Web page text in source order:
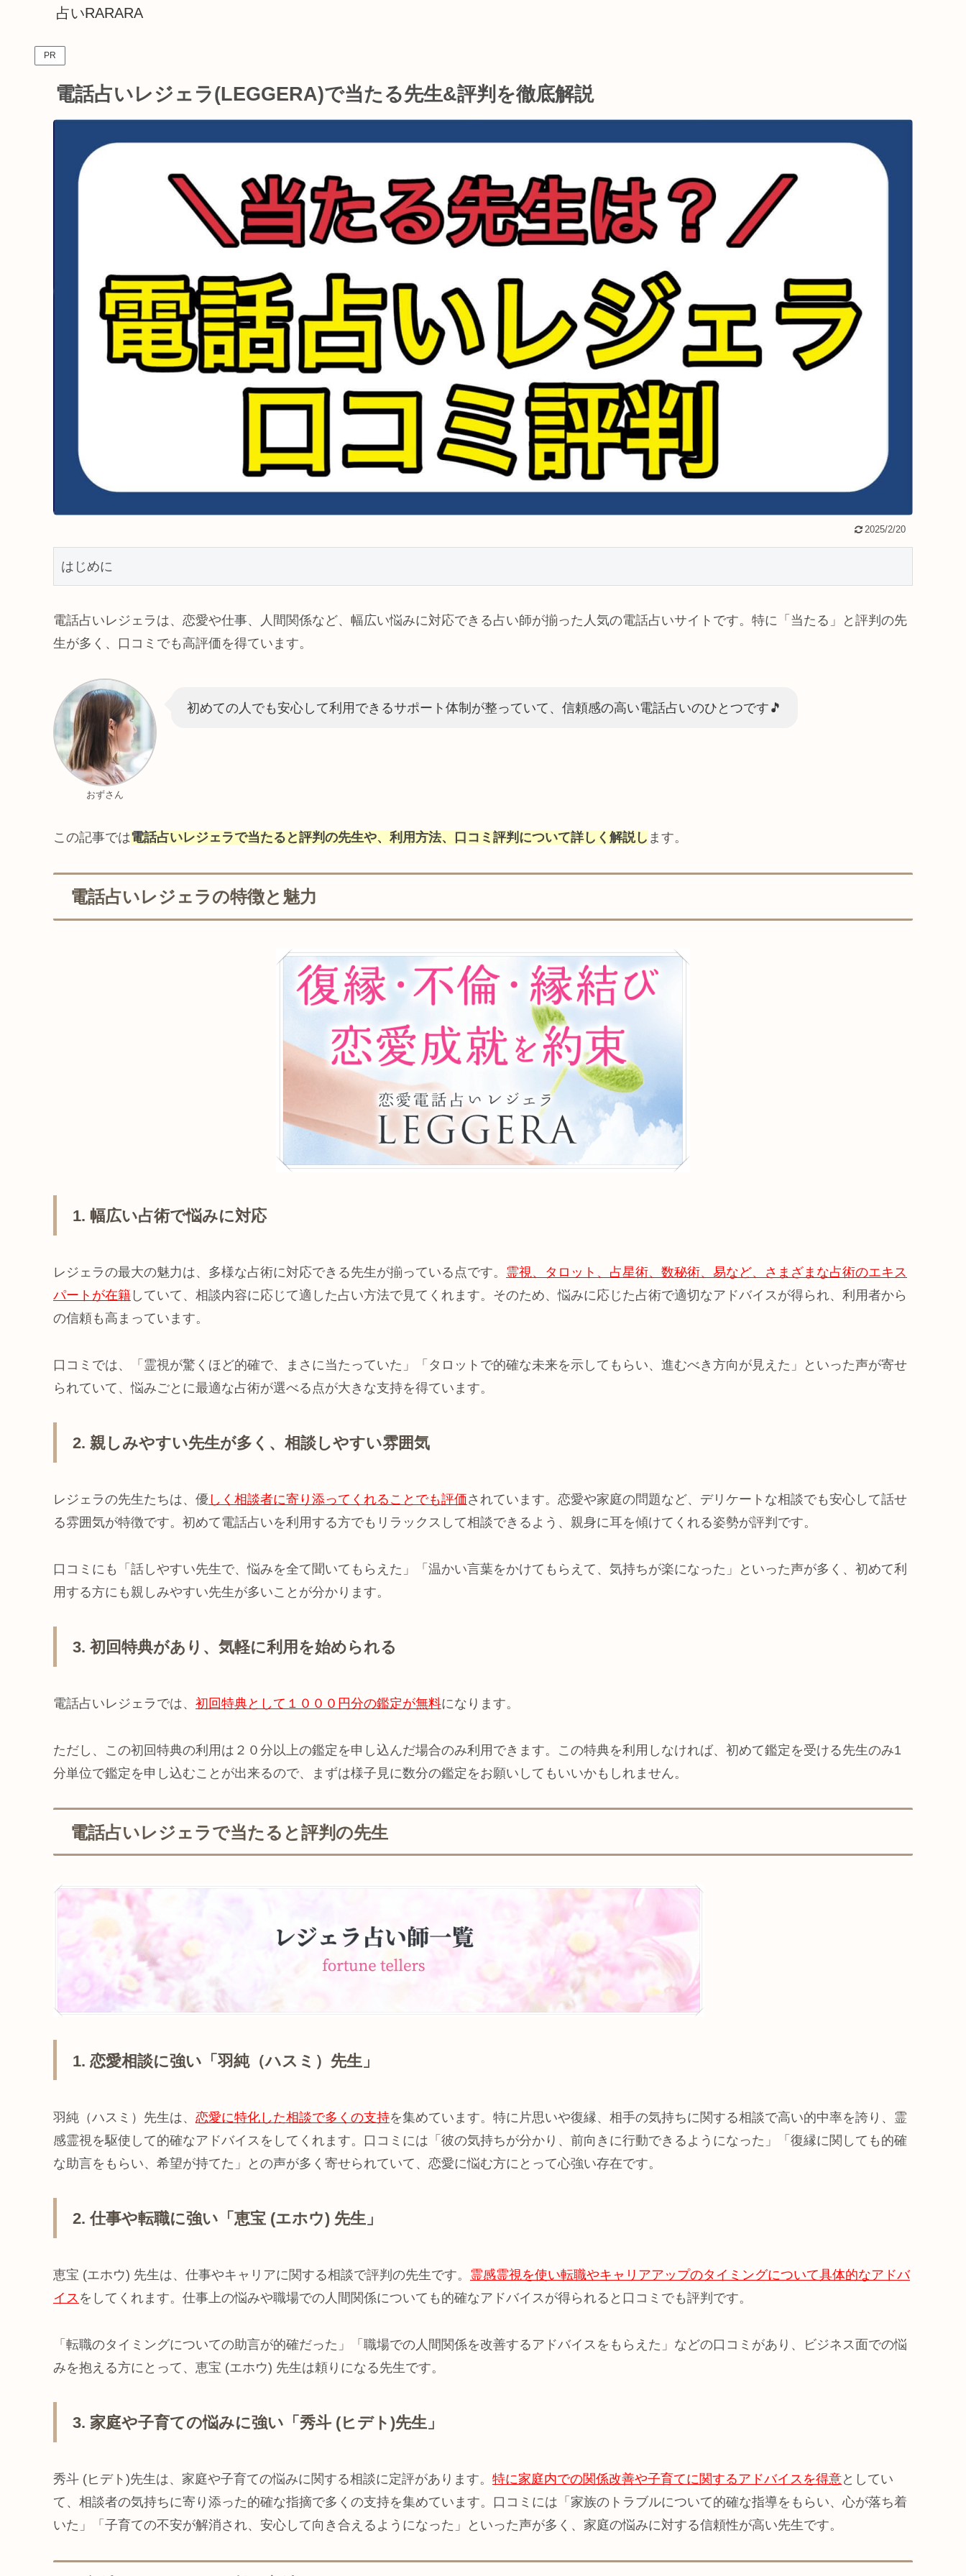
占いRARARA
PR
電話占いレジェラ(LEGGERA)で当たる先生&評判を徹底解説
2025/2/20
はじめに
電話占いレジェラは、恋愛や仕事、人間関係など、幅広い悩みに対応できる占い師が揃った人気の電話占いサイトです。特に「当たる」と評判の先
生が多く、口コミでも高評価を得ています。
おずさん
初めての人でも安心して利用できるサポート体制が整っていて、信頼感の高い電話占いのひとつです🎵
この記事では電話占いレジェラで当たると評判の先生や、利用方法、口コミ評判について詳しく解説し ます。
電話占いレジェラの特徴と魅力
1. 幅広い占術で悩みに対応
レジェラの最大の魅力は、多様な占術に対応できる先生が揃っている点です。 霊視、タロット、占星術、数秘術、易など、さまざまな占術のエキス
パートが在籍 していて、相談内容に応じて適した占い方法で見てくれます。そのため、悩みに応じた占術で適切なアドバイスが得られ、利用者から
の信頼も高まっています。
口コミでは、「霊視が驚くほど的確で、まさに当たっていた」「タロットで的確な未来を示してもらい、進むべき方向が見えた」といった声が寄せ
られていて、悩みごとに最適な占術が選べる点が大きな支持を得ています。
2. 親しみやすい先生が多く、相談しやすい雰囲気
レジェラの先生たちは、優 しく相談者に寄り添ってくれることでも評価されています。恋愛や家庭の問題など、デリケートな相談でも安心して話せ
る雰囲気が特徴です。初めて電話占いを利用する方でもリラックスして相談できるよう、親身に耳を傾けてくれる姿勢が評判です。
口コミにも「話しやすい先生で、悩みを全て聞いてもらえた」「温かい言葉をかけてもらえて、気持ちが楽になった」といった声が多く、初めて利
用する方にも親しみやすい先生が多いことが分かります。
3. 初回特典があり、気軽に利用を始められる
電話占いレジェラでは、 初回特典として１０００円分の鑑定が無料になります。
ただし、この初回特典の利用は２０分以上の鑑定を申し込んだ場合のみ利用できます。この特典を利用しなければ、初めて鑑定を受ける先生のみ1
分単位で鑑定を申し込むことが出来るので、まずは様子見に数分の鑑定をお願いしてもいいかもしれません。
電話占いレジェラで当たると評判の先生
1. 恋愛相談に強い「羽純（ハスミ）先生」
羽純（ハスミ）先生は、 恋愛に特化した相談で多くの支持を集めています。特に片思いや復縁、相手の気持ちに関する相談で高い的中率を誇り、霊
感霊視を駆使して的確なアドバイスをしてくれます。口コミには「彼の気持ちが分かり、前向きに行動できるようになった」「復縁に関しても的確
な助言をもらい、希望が持てた」との声が多く寄せられていて、恋愛に悩む方にとって心強い存在です。
2. 仕事や転職に強い「恵宝 (エホウ) 先生」
恵宝 (エホウ) 先生は、仕事やキャリアに関する相談で評判の先生です。 霊感霊視を使い転職やキャリアアップのタイミングについて具体的なアドバ
イス をしてくれます。仕事上の悩みや職場での人間関係についても的確なアドバイスが得られると口コミでも評判です。
「転職のタイミングについての助言が的確だった」「職場での人間関係を改善するアドバイスをもらえた」などの口コミがあり、ビジネス面での悩
みを抱える方にとって、恵宝 (エホウ) 先生は頼りになる先生です。
3. 家庭や子育ての悩みに強い「秀斗 (ヒデト)先生」
秀斗 (ヒデト)先生は、家庭や子育ての悩みに関する相談に定評があります。 特に家庭内での関係改善や子育てに関するアドバイスを得意としてい
て、相談者の気持ちに寄り添った的確な指摘で多くの支持を集めています。口コミには「家族のトラブルについて的確な指導をもらい、心が落ち着
いた」「子育ての不安が解消され、安心して向き合えるようになった」といった声が多く、家庭の悩みに対する信頼性が高い先生です。